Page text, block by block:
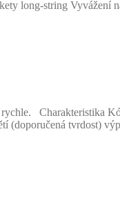
long-string Vyvážení
rychle. Charakteristika
(doporučená tvrdost)